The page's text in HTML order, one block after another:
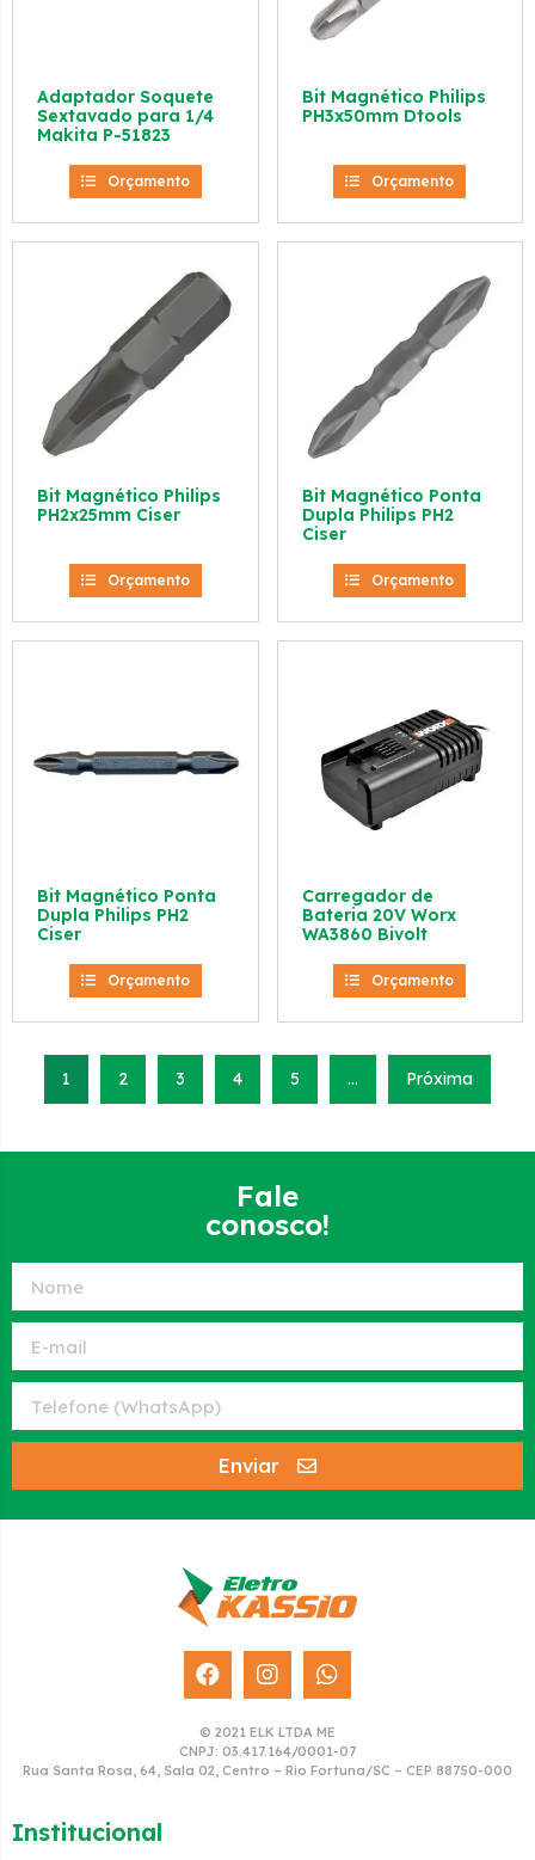
Adaptador Soquete
Sextavado para 1/4
Makita P-51823
Orçamento
Bit Magnético Philips
PH3x50mm Dtools
Orçamento
Bit Magnético Philips
PH2x25mm Ciser
Orçamento
Bit Magnético Ponta
Dupla Philips PH2
Ciser
Orçamento
Bit Magnético Ponta
Dupla Philips PH2
Ciser
Orçamento
Carregador de
Bateria 20V Worx
WA3860 Bivolt
Orçamento
1 2 3 4 5 … Próxima
Fale
conosco!
Enviar
© 2021 ELK LTDA ME
CNPJ: 03.417.164/0001-07
Rua Santa Rosa, 64, Sala 02, Centro – Rio Fortuna/SC – CEP 88750-000
Institucional